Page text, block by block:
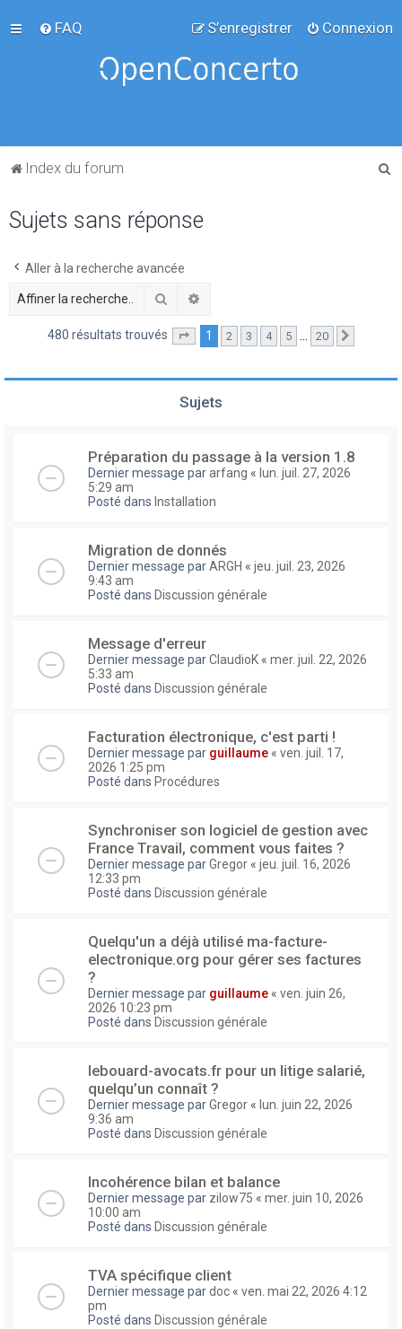
FAQ Connexion
S’enregistrer
Index du forum
Sujets sans réponse
Aller à la recherche avancée
Rechercher
480 résultats trouvés Page sur20
1 2 3 4 5 … 20
Sujets
Préparation du passage à la version 1.8
Dernier message pararfang « lun. juil. 27, 2026
5:29 am
Posté dans Installation
Migration de donnés
Dernier message parARGH « jeu. juil. 23, 2026
9:43 am
Posté dans Discussion générale
Message d'erreur
Dernier message parClaudioK « mer. juil. 22, 2026
5:33 am
Posté dans Discussion générale
Facturation électronique, c'est parti !
Dernier message par guillaume « ven. juil. 17,
2026 1:25 pm
Posté dans Procédures
Synchroniser son logiciel de gestion avec
France Travail, comment vous faites ?
Dernier message parGregor « jeu. juil. 16, 2026
12:33 pm
Posté dans Discussion générale
Quelqu'un a déjà utilisé ma-facture-
electronique.org pour gérer ses factures
?
Dernier message par guillaume « ven. juin 26,
2026 10:23 pm
Posté dans Discussion générale
lebouard-avocats.fr pour un litige salarié,
quelqu’un connaît ?
Dernier message parGregor « lun. juin 22, 2026
9:36 am
Posté dans Discussion générale
Incohérence bilan et balance
Dernier message par zilow75 « mer. juin 10, 2026
10:00 am
Posté dans Discussion générale
TVA spécifique client
Dernier message pardoc « ven. mai 22, 2026 4:12
pm
Posté dans Discussion générale